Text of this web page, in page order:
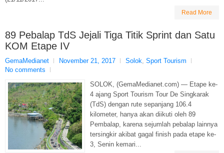
Read More
89 Pebalap TdS Jejali Tiga Titik Sprint dan Satu
KOM Etape IV
GemaMedianet November 21, 2017 Solok Sport Tourism
No comments
SOLOK, (GemaMedianet.com) — Etape ke-
4 ajang Sport Tourism Tour De Singkarak
(TdS) dengan rute sepanjang 106.4
kilometer, hanya akan diikuti oleh 89
Pembalap, karena sejumlah pebalap lainnya
tersingkir akibat gagal finish pada etape ke-
3, Senin kemari...